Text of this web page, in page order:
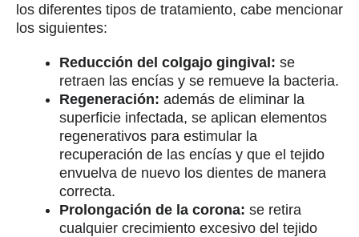
los diferentes tipos de tratamiento, cabe mencionar
los siguientes:
Reducción del colgajo gingival: se
retraen las encías y se remueve la bacteria.
Regeneración: además de eliminar la
superficie infectada, se aplican elementos
regenerativos para estimular la
recuperación de las encías y que el tejido
envuelva de nuevo los dientes de manera
correcta.
Prolongación de la corona: se retira
cualquier crecimiento excesivo del tejido